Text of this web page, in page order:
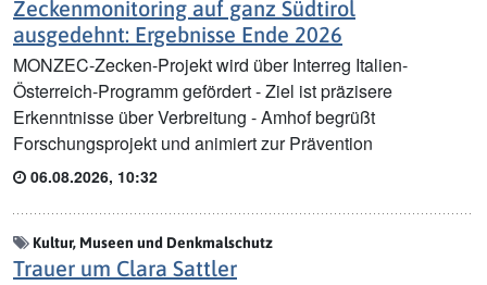
Zeckenmonitoring auf ganz Südtirol
ausgedehnt: Ergebnisse Ende 2026
MONZEC-Zecken-Projekt wird über Interreg Italien-
Österreich-Programm gefördert - Ziel ist präzisere
Erkenntnisse über Verbreitung - Amhof begrüßt
Forschungsprojekt und animiert zur Prävention
06.08.2026, 10:32
Kultur, Museen und Denkmalschutz
Trauer um Clara Sattler